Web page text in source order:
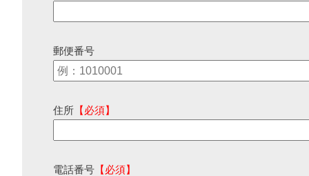
郵便番号
住所 【必須】
電話番号 【必須】